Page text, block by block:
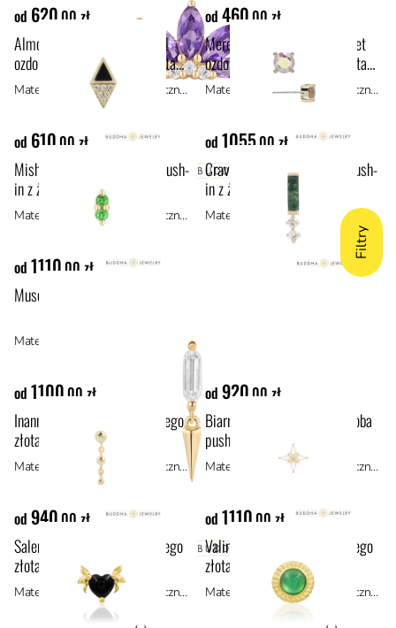
od 620,00 zł
Almost Famous Black Spinel
ozdoba push-in z żółtego złota
14k
Materiał: materiały hipoalergiczne, złoto 14k
od 460,00 zł
Mercury Mist Topaz prong set
ozdoba push-in z żółtego złota
14k
Materiał: materiały hipoalergiczne, złoto 14k
od 610,00 zł
Mishka II Tsavorite ozdoba push-
in z żółtego złota 14k
Materiał: materiały hipoalergiczne, złoto 14k
od 1055,00 zł
Crave Moss Agate ozdoba push-
in z żółtego złota 14k
Materiał: materiały hipoalergiczne, złoto 14k
od 1110,00 zł
Musea ozdoba push-in z żółtego złota 14k
Materiał: materiały hipoalergiczne, złoto 14k
od 1100,00 zł
Inanna ozdoba push-in z żółtego
złota 14k
Materiał: materiały hipoalergiczne, złoto 14k
od 920,00 zł
Biarritz Mother of Pearl ozdoba
push-in z żółtego złota 14k
Materiał: materiały hipoalergiczne, złoto 14k
od 940,00 zł
Salem ozdoba push-in z żółtego
złota 14k
Materiał: materiały hipoalergiczne, złoto 14k
od 1110,00 zł
Valina ozdoba push-in z żółtego
złota 14k
Materiał: materiały hipoalergiczne, złoto 14k
Filtry